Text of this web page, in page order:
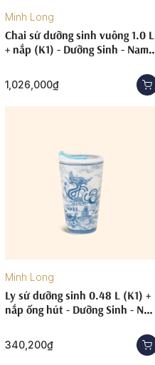
Minh Long
Chai sứ dưỡng sinh vuông 1.0 L
+ nắp (K1) - Dưỡng Sinh - Nam
1,026,000₫
Minh Long
Ly sứ dưỡng sinh 0.48 L (K1) +
nắp ống hút - Dưỡng Sinh - Nam
340,200₫